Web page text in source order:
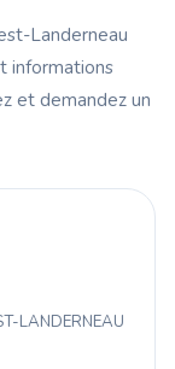
Landerneau
informations
et demandez un
LANDERNEAU